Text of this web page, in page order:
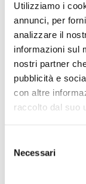
Utilizziamo i
annunci, per
analizzare il
informazioni sul
nostri partner
pubblicità e
con altre
raccolto dal suo
delNecessari
divagante
puntato che
fragorosa musica
protagonismo
della Storia in
lesse questa
l’apoteosi della
l’ascoltatore